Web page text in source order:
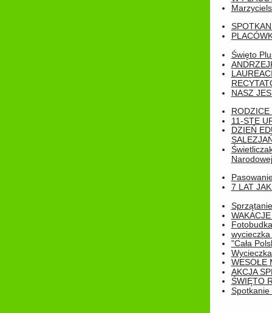
Święto
NASZ
RODZICE
11-STE
DZIEŃ
Narodowej
7 LAT
Fotobudka
"Cała
WESOŁE
AKCJA
ŚWIĘTO
Spotkanie